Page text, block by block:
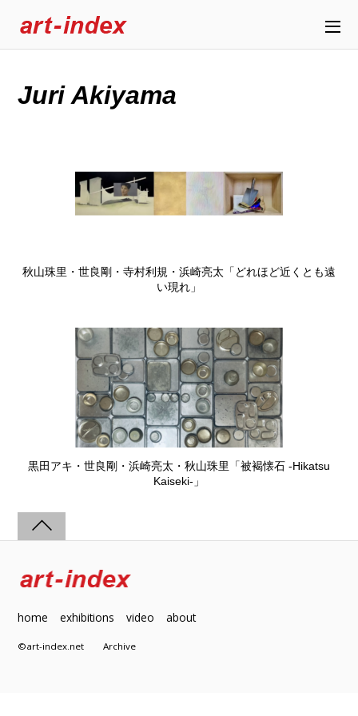
Juri Akiyama
秋山珠里・世良剛・寺村利規・浜崎亮太「どれほど近くとも遠
い現れ」
黒田アキ・世良剛・浜崎亮太・秋山珠里「被褐懐石 -Hikatsu
Kaiseki-」
home exhibitions video about
©art-index.netArchive